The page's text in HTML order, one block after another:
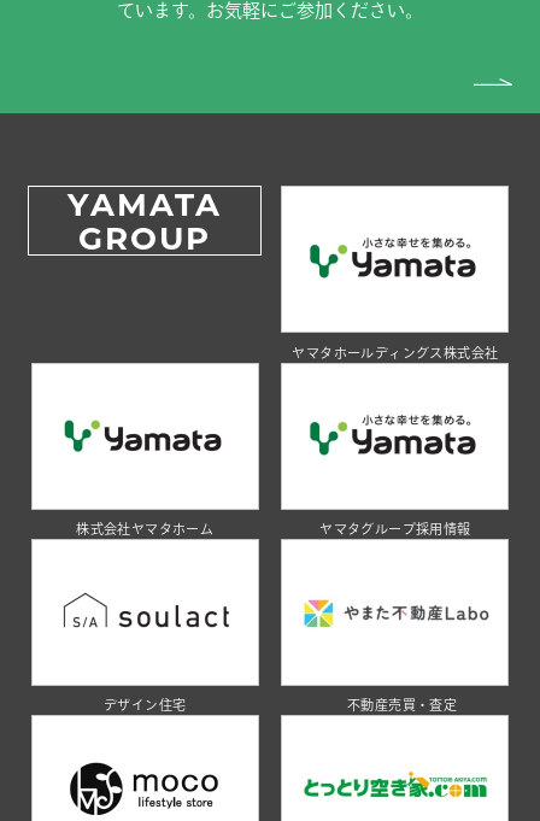
ています。お気軽にご参加ください。
YAMATA
GROUP
ヤマタホールディングス株式会社
株式会社ヤマタホーム ヤマタグループ採用情報
デザイン住宅 不動産売買・査定